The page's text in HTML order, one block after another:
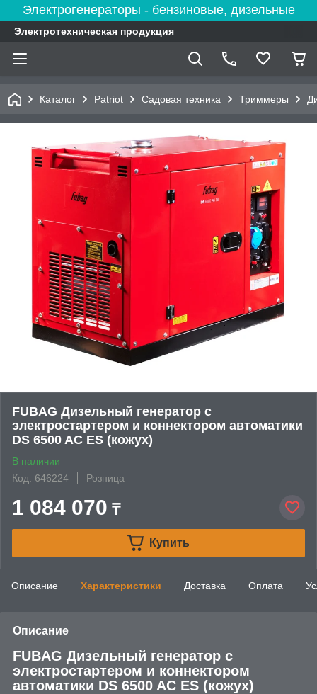
Электрогенераторы - бензиновые, дизельные
Электротехническая продукция
Каталог Patriot Садовая техника Триммеры
FUBAG Дизельный генератор с
электростартером и коннектором автоматики
DS 6500 AC ES (кожух)
В наличии
Код: 646224
Розница
1 084 070 ₸
Купить
Описание Характеристики Доставка Оплата
Описание
FUBAG Дизельный генератор с
электростартером и коннектором
автоматики DS 6500 AC ES (кожух)